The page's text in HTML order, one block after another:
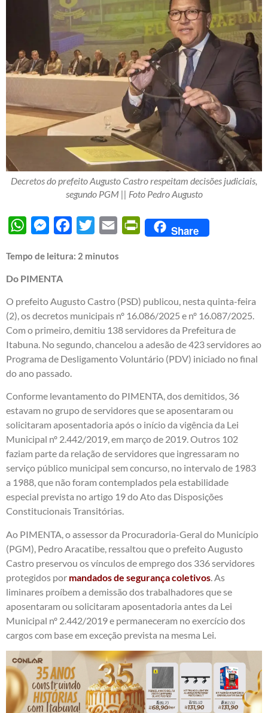
Decretos do prefeito Augusto Castro respeitam decisões judiciais,
segundo PGM || Foto Pedro Augusto
WhatsAppMessengerFacebook
Twitter Email PrintFriendly
Share
Tempo de leitura: 2 minutos
Do PIMENTA
O prefeito Augusto Castro (PSD) publicou, nesta quinta-feira
(2), os decretos municipais nº 16.086/2025 e nº 16.087/2025.
Com o primeiro, demitiu 138 servidores da Prefeitura de
Itabuna. No segundo, chancelou a adesão de 423 servidores ao
Programa de Desligamento Voluntário (PDV) iniciado no final
do ano passado.
Conforme levantamento do PIMENTA, dos demitidos, 36
estavam no grupo de servidores que se aposentaram ou
solicitaram aposentadoria após o início da vigência da Lei
Municipal nº 2.442/2019, em março de 2019. Outros 102
faziam parte da relação de servidores que ingressaram no
serviço público municipal sem concurso, no intervalo de 1983
a 1988, que não foram contemplados pela estabilidade
especial prevista no artigo 19 do Ato das Disposições
Constitucionais Transitórias.
Ao PIMENTA, o assessor da Procuradoria-Geral do Município
(PGM), Pedro Aracatibe, ressaltou que o prefeito Augusto
Castro preservou os vínculos de emprego dos 336 servidores
protegidos por mandados de segurança coletivos. As
liminares proíbem a demissão dos trabalhadores que se
aposentaram ou solicitaram aposentadoria antes da Lei
Municipal nº 2.442/2019 e permaneceram no exercício dos
cargos com base em exceção prevista na mesma Lei.